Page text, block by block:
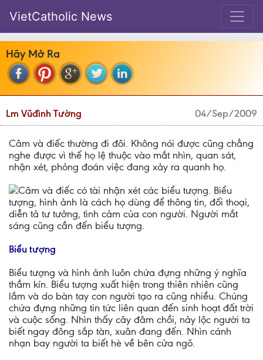
VietCatholic News
Hãy Mở Ra
Lm Vũđình Tường 04/Sep/2009
Câm và điếc thường đi đôi. Không nói được cũng chẳng
nghe được vì thế họ lệ thuộc vào mắt nhìn, quan sát,
nhận xét, phỏng đoán việc đang xảy ra quanh họ.
Câm và điếc có tài nhận xét các biểu tượng. Biểu
tượng, hình ảnh là cách họ dùng để thông tin, đối thoại,
diễn tả tư tưởng, tình cảm của con người. Người mắt
sáng cũng cần đến biểu tượng.
Biểu tượng
Biểu tượng và hình ảnh luôn chứa đựng những ý nghĩa
thầm kín. Biểu tượng xuất hiện trong thiên nhiên cũng
lắm và do bàn tay con người tạo ra cũng nhiều. Chúng
chứa đựng những tin tức liên quan đến sinh hoạt đất trời
và cuộc sống. Nhìn thấy cây đâm chồi, nảy lộc người ta
biết ngay đông sắp tàn, xuân đang đến. Nhìn cánh
nhạn bay người ta biết hè về bên cửa ngõ.